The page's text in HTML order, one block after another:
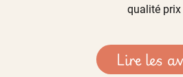
qualité prix
Lire les